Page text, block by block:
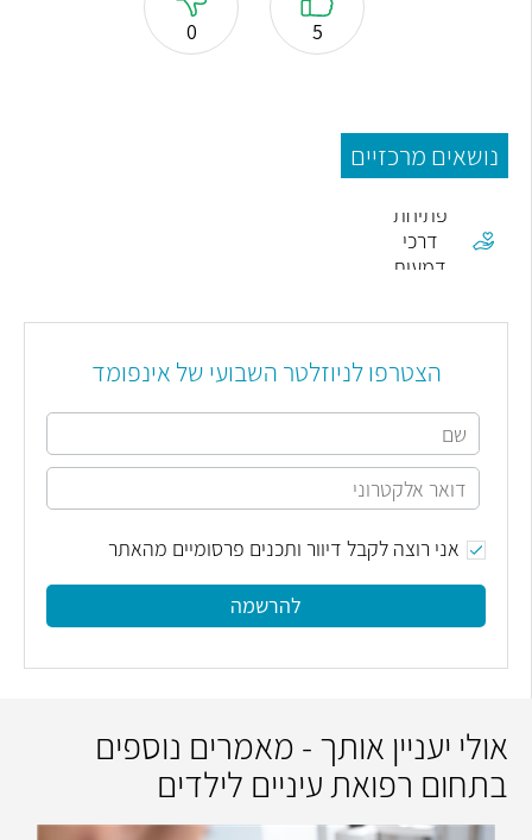
5
0
נושאים מרכזיים
פתיחת
דרכי
דמעות
הצטרפו לניוזלטר השבועי של אינפומד
אני רוצה לקבל דיוור ותכנים פרסומיים מהאתר
להרשמה
אולי יעניין אותך - מאמרים נוספים
בתחום רפואת עיניים לילדים